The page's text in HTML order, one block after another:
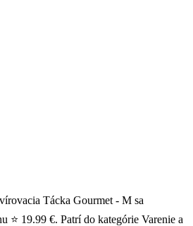
Tácka Gourmet - M sa
⭐ 19.99 €. Patrí do kategórie Varenie a